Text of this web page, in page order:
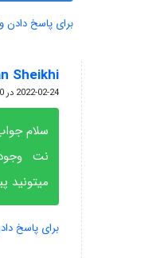
برای پاسخ دادن
Sheikhi
گفته:
2022-02-24 در 4:40 ب.ظ
سلام
نت
میتونید
برای پاسخ